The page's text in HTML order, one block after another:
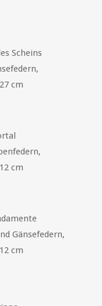
Scheins
cm
cm
Gänsefedern,
cm